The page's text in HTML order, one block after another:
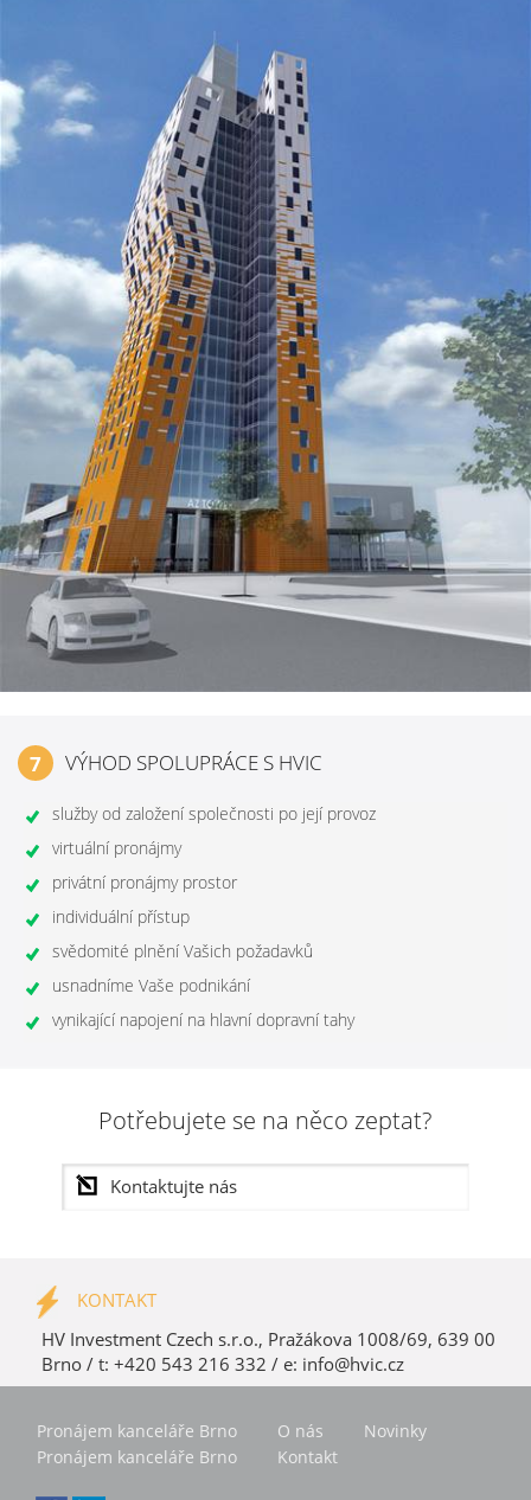
7 VÝHOD SPOLUPRÁCE S HVIC
služby od založení společnosti po její provoz
virtuální pronájmy
privátní pronájmy prostor
individuální přístup
svědomité plnění Vašich požadavků
usnadníme Vaše podnikání
vynikající napojení na hlavní dopravní tahy
Potřebujete se na něco zeptat?
KONTAKT
HV Investment Czech s.r.o., Pražákova 1008/69, 639 00
Brno / t: +420 543 216 332 / e: info@hvic.cz
Pronájem kanceláře Brno O nás
Novinky
Pronájem kanceláře Brno
Kontakt